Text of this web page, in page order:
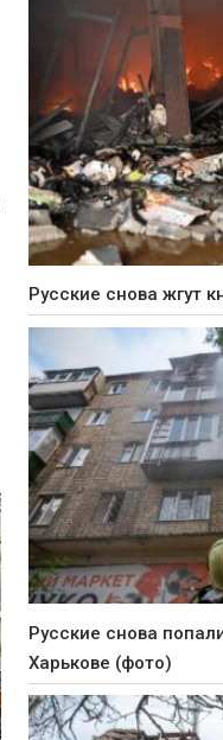
Русские снова жгут
Русские снова
Харькове (фото)